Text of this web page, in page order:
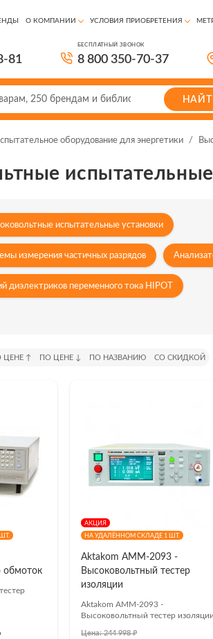
О КОМПАНИИ УСЛОВИЯ ПРИОБРЕТЕНИЯ
81
БЕСПЛАТНЫЙ ЗВОНОК
8 800 350-70-37
оборудование для энергетики /
испытательные установки
измерения частичных разрядов
диэлектриков переменного тока HIPOT
ЦЕНЕ ↑ ПО ЦЕНЕ ↓ ПО НАЗВАНИЮ СО СКИДКОЙ
обмоток
АКЦИЯ
НА УДАЛЁННОМ СКЛАДЕ 1 ШТ.
Aktakom АММ-2093 -
Высоковольтный тестер
изоляции
Aktakom АММ-2093 -
Высоковольтный тестер изоляции
Цена: 244 998₽
на наш
новости, акции и
ПОДПИСАТЬСЯ